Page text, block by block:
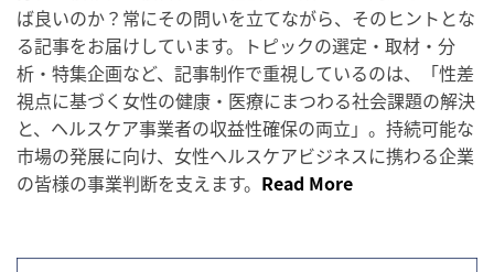
ば良いのか？常にその問いを立てながら、そのヒントとな
る記事をお届けしています。トピックの選定・取材・分
析・特集企画など、記事制作で重視しているのは、「性差
視点に基づく女性の健康・医療にまつわる社会課題の解決
と、ヘルスケア事業者の収益性確保の両立」。持続可能な
市場の発展に向け、女性ヘルスケアビジネスに携わる企業
の皆様の事業判断を支えます。 Read More